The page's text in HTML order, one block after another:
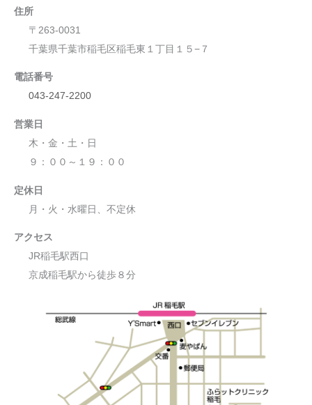
住所
〒263-0031
千葉県千葉市稲毛区稲毛東１丁目１５−７
電話番号
043-247-2200
営業日
木・金・土・日
９：００～１９：００
定休日
月・火・水曜日、不定休
アクセス
JR稲毛駅西口
京成稲毛駅から徒歩８分